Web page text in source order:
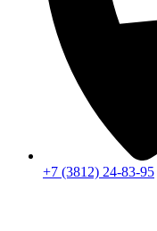
+7 (3812) 24-83-95